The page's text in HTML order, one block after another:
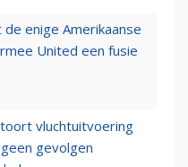
enige Amerikaanse
United een fusie
vluchtuitvoering
gevolgen